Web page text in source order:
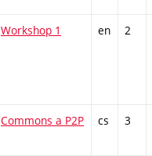
Workshop 1 en 2
Commons a P2P cs 3